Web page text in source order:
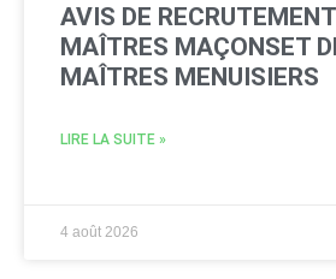
AVIS DE
MAÎTRES MAÇONSET
MAÎTRES MENUISIERS
LIRE LA SUITE »
4 août 2026